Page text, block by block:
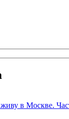
в Москве.